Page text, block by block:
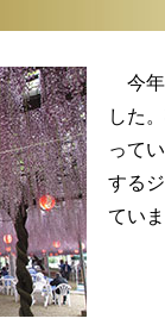
今年
した
って
する
ていま